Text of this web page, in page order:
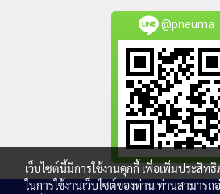
@pneuma
เว็บไซต์นี้มีการใช้งานคุกกี้ เพื่อเพิ่มประสิ
ในการใช้งานเว็บไซต์ของท่าน ท่านสามารถ